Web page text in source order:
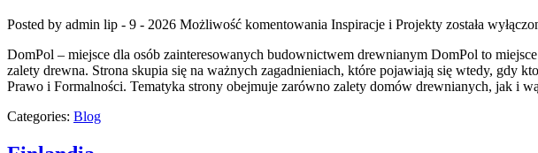
Posted by admin lip - 9 - 2026 Możliwość komentowania Inspiracje i Projekty została
DomPol – miejsce dla osób zainteresowanych budownictwem drewnianym DomPol to
zalety drewna. Strona skupia się na ważnych zagadnieniach, które pojawiają się wtedy, gdy
Prawo i Formalności. Tematyka strony obejmuje zarówno zalety domów drewnianych, jak i
Categories: Blog